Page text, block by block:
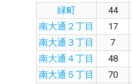
緑町 44
南大通２丁目
17
南大通３丁目
7
南大通４丁目
48
南大通５丁目
70